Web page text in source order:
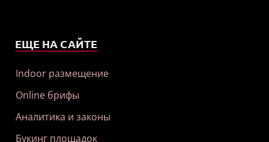
ЕЩЕ НА САЙТЕ
Indoor размещение
Online брифы
Аналитика и законы
Букинг площадок